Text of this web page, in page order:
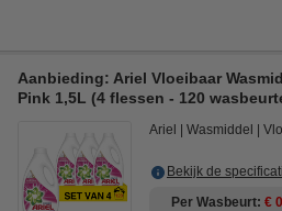
Aanbieding: Ariel Vloeibaar
Pink 1,5L (4 flessen - 120
Ariel Wasmiddel
Bekijk de
Per Wasbeurt €